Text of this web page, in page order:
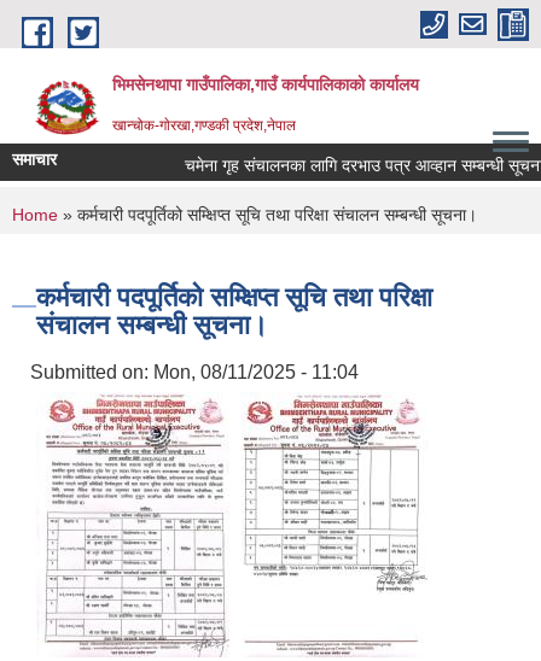
Skip to main content
भिमसेनथापा गाउँपालिका,गाउँ कार्यपालिकाकाे कार्यालय
खान्चोक-गाेरखा,गण्डकी प्रदेश,नेपाल
समाचार चमेना गृह संचालनका लागि दरभाउ पत्र आव्हान सम्बन्धी सूचना।
You are here
Home » कर्मचारी पदपूर्तिको सम्क्षिप्त सूचि तथा परिक्षा संचालन सम्बन्धी सूचना।
कर्मचारी पदपूर्तिको सम्क्षिप्त सूचि तथा परिक्षा
संचालन सम्बन्धी सूचना।
Submitted on: Mon, 08/11/2025 - 11:04